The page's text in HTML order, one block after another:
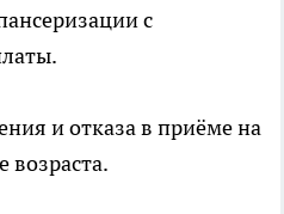
с
и отказа в приёме на
возраста.